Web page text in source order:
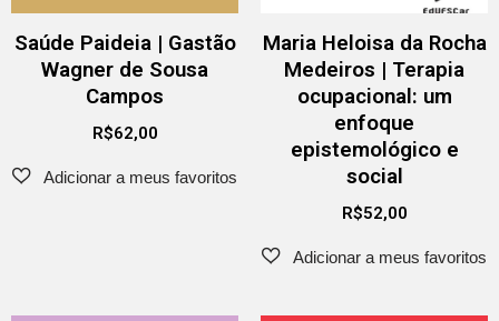
Saúde Paideia | Gastão
Wagner de Sousa
Campos
R$62,00
Maria Heloisa da Rocha
Medeiros | Terapia
ocupacional: um
enfoque
epistemológico e
social
R$52,00